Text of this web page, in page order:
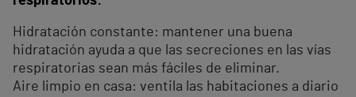
Hidratación constante: mantener una buena
hidratación ayuda a que las secreciones en las vías
respiratorias sean más fáciles de eliminar.
Aire limpio en casa: ventila las habitaciones a diario